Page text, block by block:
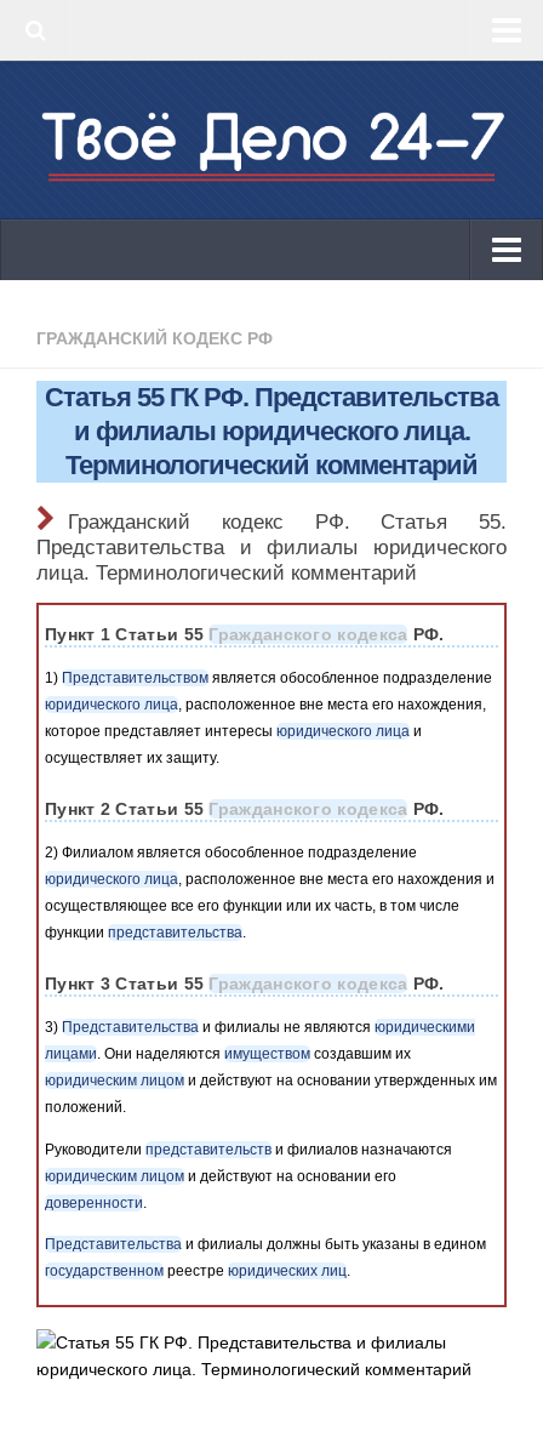
‣ КБК 2019
КБК 2019
ОКВЭД 2019
Онлайн-кассы 2019: 54-ФЗ!
Законодательство
ГРАЖДАНСКИЙ КОДЕКС РФ
Статья 55 ГК РФ. Представительства
и филиалы юридического лица.
Терминологический комментарий
Гражданский кодекс РФ. Статья 55.
Представительства и филиалы юридического
лица. Терминологический комментарий
Пункт 1 Статьи 55Гражданского кодекса РФ.
1) Представительством является обособленное подразделение
юридического лица, расположенное вне места его нахождения,
которое представляет интересы юридического лица и
осуществляет их защиту.
Пункт 2 Статьи 55Гражданского кодекса РФ.
2) Филиалом является обособленное подразделение
юридического лица, расположенное вне места его нахождения и
осуществляющее все его функции или их часть, в том числе
функции представительства.
Пункт 3 Статьи 55Гражданского кодекса РФ.
3) Представительства и филиалы не являются юридическими
лицами. Они наделяются имуществом создавшим их
юридическим лицом и действуют на основании утвержденных им
положений.
Руководители представительств и филиалов назначаются
юридическим лицом и действуют на основании его
доверенности
Представительства и филиалы должны быть указаны в едином
государственном реестре юридических лиц.